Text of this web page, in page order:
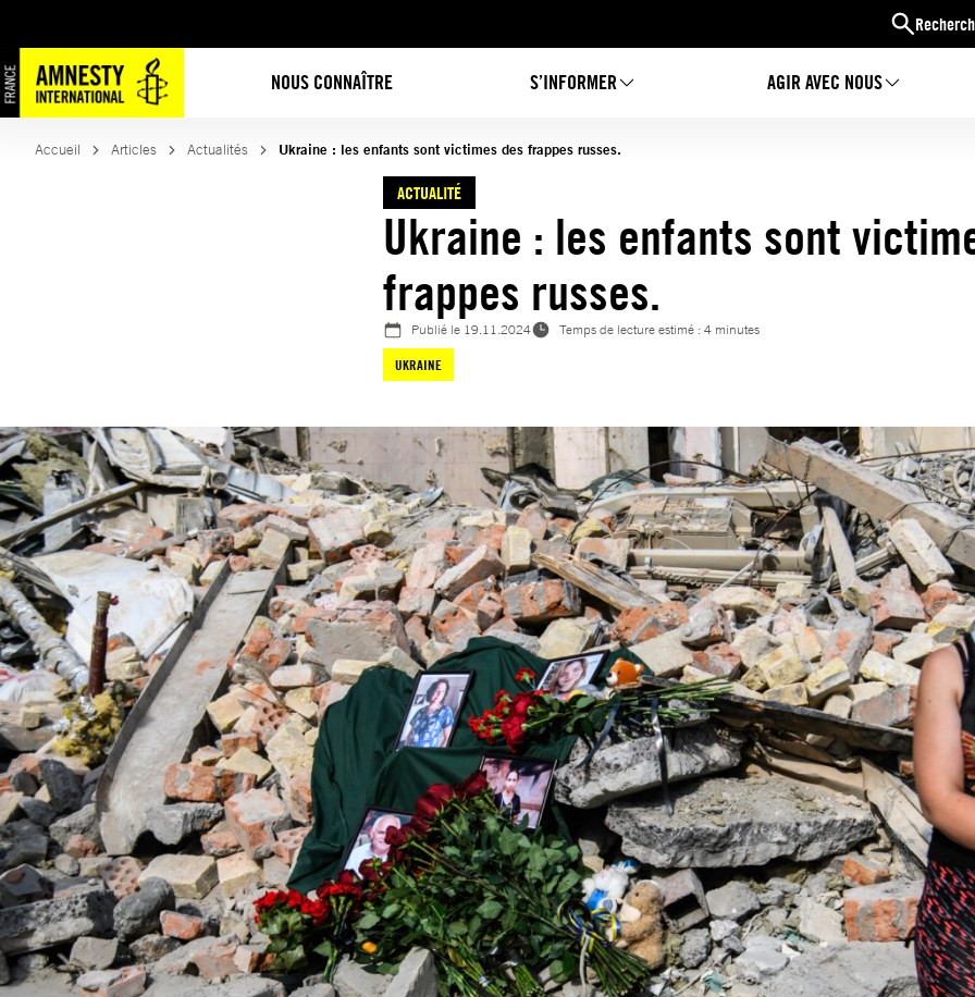
NOUS CONNAÎTRE S’INFORMER AGIR AVEC NOUS
au
contenu
Accueil Articles Actualités Ukraine : les enfants sont victimes des frappes russes.
ACTUALITÉ
Ukraine : les enfants sont
frappes russes.
Publié le 19.11.2024
Temps de lecture estimé : 4 minutes
UKRAINE